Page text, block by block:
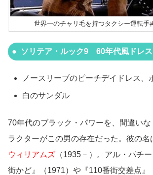
世界一のチャリ毛を持つタクシー運転手
ソリテア・ルック9 60年代風ドレス
ノースリーブのピーチデイドレス、
白のサンダル
70年代のブラック・パワーを、間違いな
ラクターがこの男の存在だった。彼の名
ウィリアムズ （1935－）。アル・パチ
街かど』（1971）や『110番街交差点』